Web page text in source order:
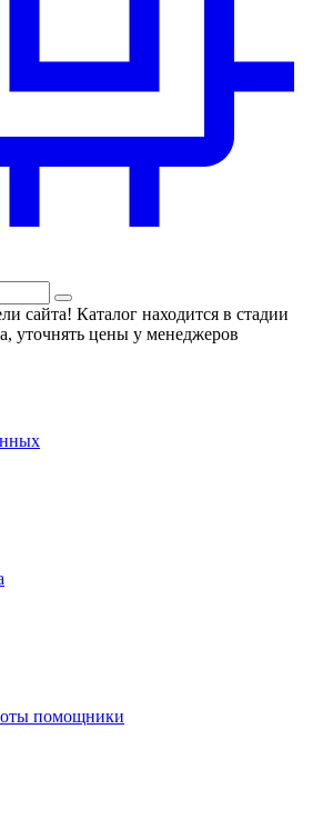
сайта! Каталог находится в стадии
уточнять цены у менеджеров
помощники